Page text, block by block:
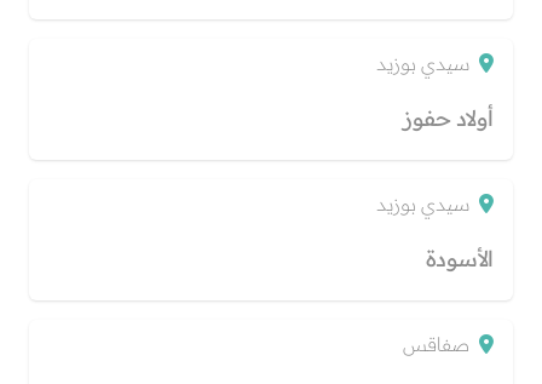
سيدي بوزيد
أولاد حفوز
سيدي بوزيد
الأسودة
صفاقس